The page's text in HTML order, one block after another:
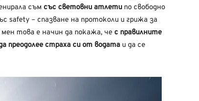
съм със световни атлети по свободно
safety – спазване на протоколи и грижа за
мен това е начин да покажа, че с правилните
преодолее страха си от водата и да се